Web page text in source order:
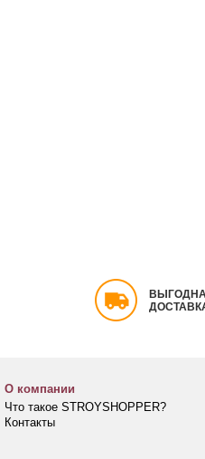
О компании
Что такое STROYSHOPPER?
Контакты